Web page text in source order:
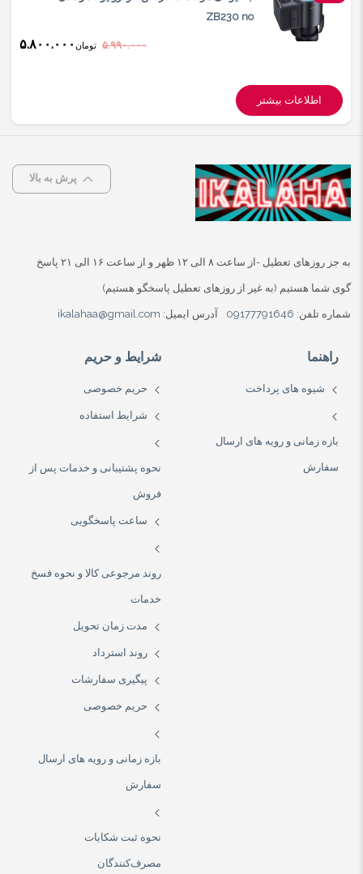
ZB230 no
۵.۹۹۰.۰۰۰ تومان ۵.۸۰۰.۰۰۰
اطلاعات بیشتر
پرش به بالا
به جز روزهای تعطیل -از ساعت ۸ الی ۱۲ ظهر و از ساعت ۱۶ الی ۲۱ پاسخ
گوی شما هستیم (به غیر از روزهای تعطیل پاسخگو هستیم)
شماره تلفن: 09177791646 آدرس ایمیل: ikalahaa@gmail.com
راهنما
شیوه های پرداخت
بازه زمانی و رویه های ارسال
سفارش
شرایط و حریم
حریم خصوصی
شرایط استفاده
نحوه پشتیبانی و خدمات پس از
فروش
ساعت پاسخگویی
روند مرجوعی کالا و نحوه فسخ
خدمات
مدت زمان تحویل
روند استرداد
پیگیری سفارشات
حریم خصوصی
بازه زمانی و رویه های ارسال
سفارش
نحوه ثبت شکایات
مصرف‌کنندگان